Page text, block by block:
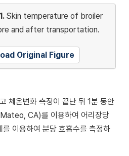
Skin temperature of broiler
and after transportation.
Original Figure
체온변화 측정이 끝난 뒤 1분 동안
CA)를 이용하여 어리장당
이용하여 분당 호흡수를 측정하